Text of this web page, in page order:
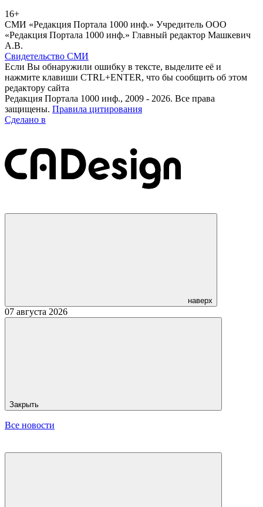
16+
СМИ «Редакция Портала 1000 инф.» Учредитель ООО
«Редакция Портала 1000 инф.» Главный редактор Машкевич
А.В.
Свидетельство СМИ
Если Вы обнаружили ошибку в тексте, выделите её и
нажмите клавиши CTRL+ENTER, что бы сообщить об этом
редактору сайта
Редакция Портала 1000 инф., 2009 - 2026. Все права
защищены. Правила цитирования
Сделано в
наверх
07 августа 2026
Закрыть
Все новости